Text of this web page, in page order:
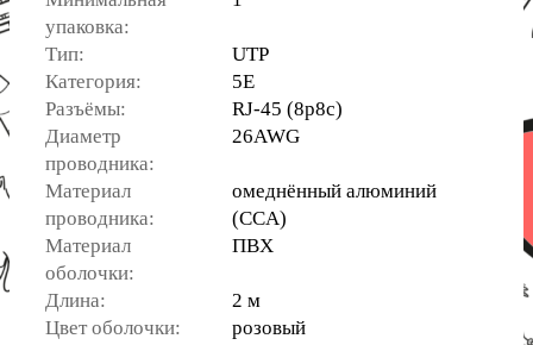
упаковка:
Тип:
UTP
Категория:
5E
Разъёмы:
RJ-45 (8p8c)
Диаметр
проводника:
26AWG
Материал
проводника:
омеднённый алюминий
(CCA)
Материал
оболочки:
ПВХ
Длина:
2 м
Цвет оболочки:
розовый